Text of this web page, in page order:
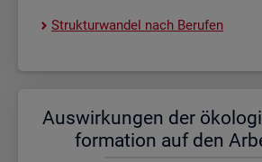
Struk­tur­wan­del nach Be­ru­fen
Aus­wir­kun­gen der
for­ma­ti­on auf den